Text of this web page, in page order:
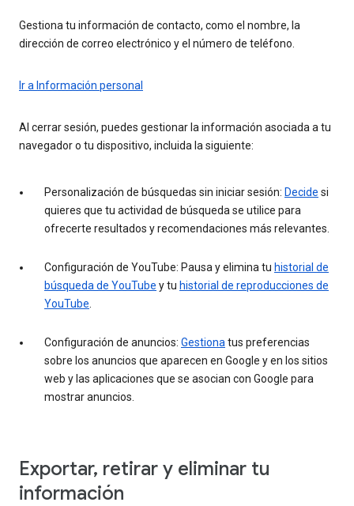
Gestiona tu información de contacto, como el nombre, la
dirección de correo electrónico y el número de teléfono.
Ir a Información personal
Al cerrar sesión, puedes gestionar la información asociada a tu
navegador o tu dispositivo, incluida la siguiente:
Personalización de búsquedas sin iniciar sesión: Decide si
quieres que tu actividad de búsqueda se utilice para
ofrecerte resultados y recomendaciones más relevantes.
Configuración de YouTube: Pausa y elimina tu historial de
búsqueda de YouTube y tu historial de reproducciones de
YouTube
Configuración de anuncios: Gestiona tus preferencias
sobre los anuncios que aparecen en Google y en los sitios
web y las aplicaciones que se asocian con Google para
mostrar anuncios.
Exportar, retirar y eliminar tu
información